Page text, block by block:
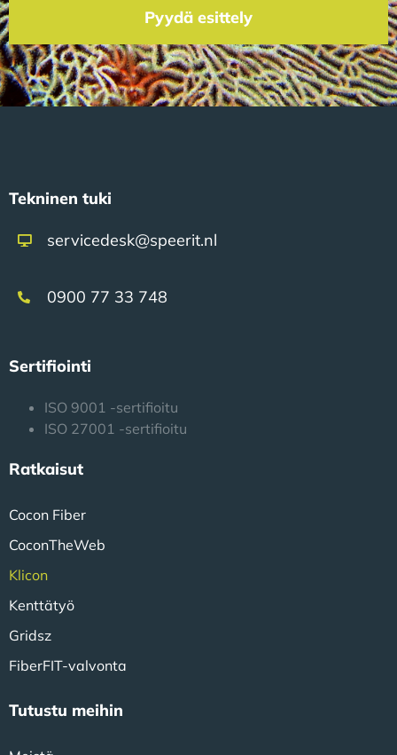
Pyydä esittely
Tekninen tuki
servicedesk@speerit.nl
0900 77 33 748
Sertifiointi
ISO 9001 -sertifioitu
ISO 27001 -sertifioitu
Ratkaisut
Cocon Fiber
CoconTheWeb
Klicon
Kenttätyö
Gridsz
FiberFIT-valvonta
Tutustu meihin